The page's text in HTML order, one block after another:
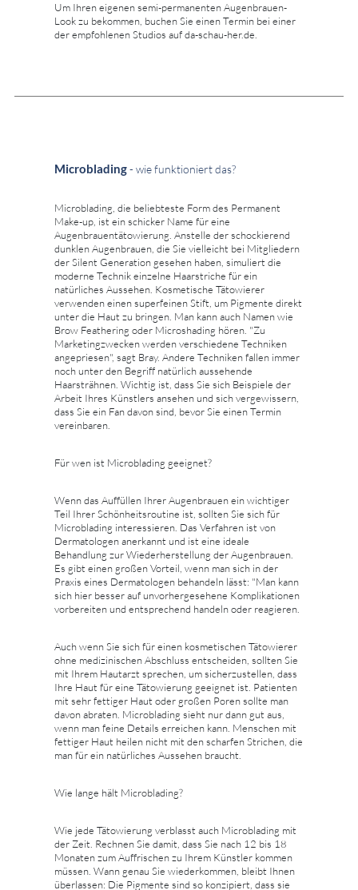
Um Ihren eigenen semi-permanenten Augenbrauen-
Look zu bekommen, buchen Sie einen Termin bei einer
der empfohlenen Studios auf da-schau-her.de.
Microblading- wie funktioniert das?
Microblading, die beliebteste Form des Permanent
Make-up, ist ein schicker Name für eine
Augenbrauentätowierung. Anstelle der schockierend
dunklen Augenbrauen, die Sie vielleicht bei Mitgliedern
der Silent Generation gesehen haben, simuliert die
moderne Technik einzelne Haarstriche für ein
natürliches Aussehen. Kosmetische Tätowierer
verwenden einen superfeinen Stift, um Pigmente direkt
unter die Haut zu bringen. Man kann auch Namen wie
Brow Feathering oder Microshading hören. "Zu
Marketingzwecken werden verschiedene Techniken
angepriesen", sagt Bray. Andere Techniken fallen immer
noch unter den Begriff natürlich aussehende
Haarsträhnen. Wichtig ist, dass Sie sich Beispiele der
Arbeit Ihres Künstlers ansehen und sich vergewissern,
dass Sie ein Fan davon sind, bevor Sie einen Termin
vereinbaren.
Für wen ist Microblading geeignet?
Wenn das Auffüllen Ihrer Augenbrauen ein wichtiger
Teil Ihrer Schönheitsroutine ist, sollten Sie sich für
Microblading interessieren. Das Verfahren ist von
Dermatologen anerkannt und ist eine ideale
Behandlung zur Wiederherstellung der Augenbrauen.
Es gibt einen großen Vorteil, wenn man sich in der
Praxis eines Dermatologen behandeln lässt: "Man kann
sich hier besser auf unvorhergesehene Komplikationen
vorbereiten und entsprechend handeln oder reagieren.
Auch wenn Sie sich für einen kosmetischen Tätowierer
ohne medizinischen Abschluss entscheiden, sollten Sie
mit Ihrem Hautarzt sprechen, um sicherzustellen, dass
Ihre Haut für eine Tätowierung geeignet ist. Patienten
mit sehr fettiger Haut oder großen Poren sollte man
davon abraten. Microblading sieht nur dann gut aus,
wenn man feine Details erreichen kann. Menschen mit
fettiger Haut heilen nicht mit den scharfen Strichen, die
man für ein natürliches Aussehen braucht.
Wie lange hält Microblading?
Wie jede Tätowierung verblasst auch Microblading mit
der Zeit. Rechnen Sie damit, dass Sie nach 12 bis 18
Monaten zum Auffrischen zu Ihrem Künstler kommen
müssen. Wann genau Sie wiederkommen, bleibt Ihnen
überlassen: Die Pigmente sind so konzipiert, dass sie